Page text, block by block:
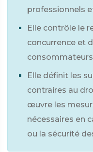
professionnels
Elle contrôle le
concurrence et
Elle définit les
contraires au
œuvre les
nécessaires en
ou la sécurité